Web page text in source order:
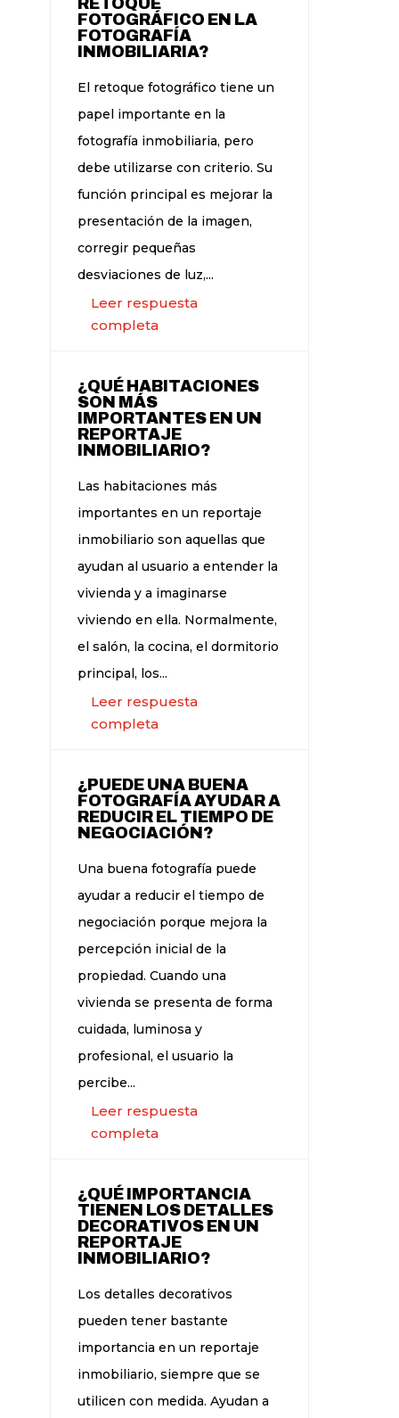
FOTOGRÁFICO EN LA
FOTOGRAFÍA
INMOBILIARIA?
El retoque fotográfico tiene un
papel importante en la
fotografía inmobiliaria, pero
debe utilizarse con criterio. Su
función principal es mejorar la
presentación de la imagen,
corregir pequeñas
desviaciones de luz,...
Leer respuesta
completa
¿QUÉ HABITACIONES
SON MÁS
IMPORTANTES EN UN
REPORTAJE
INMOBILIARIO?
Las habitaciones más
importantes en un reportaje
inmobiliario son aquellas que
ayudan al usuario a entender la
vivienda y a imaginarse
viviendo en ella. Normalmente,
el salón, la cocina, el dormitorio
principal, los...
Leer respuesta
completa
¿PUEDE UNA BUENA
FOTOGRAFÍA AYUDAR A
REDUCIR EL TIEMPO DE
NEGOCIACIÓN?
Una buena fotografía puede
ayudar a reducir el tiempo de
negociación porque mejora la
percepción inicial de la
propiedad. Cuando una
vivienda se presenta de forma
cuidada, luminosa y
profesional, el usuario la
percibe...
Leer respuesta
completa
¿QUÉ IMPORTANCIA
TIENEN LOS DETALLES
DECORATIVOS EN UN
REPORTAJE
INMOBILIARIO?
Los detalles decorativos
pueden tener bastante
importancia en un reportaje
inmobiliario, siempre que se
utilicen con medida. Ayudan a